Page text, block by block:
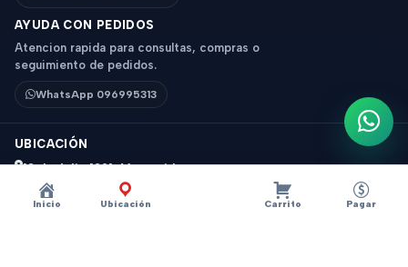
Inicio Ubicación Carrito Pagar
AYUDA CON PEDIDOS
Atencion rapida para consultas, compras o
seguimiento de pedidos.
WhatsApp 096995313
UBICACIÓN
18 de Julio 1831, Montevideo
Horario: 9 a 18 hs